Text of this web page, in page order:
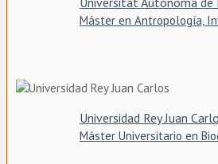
Máster en Antropología,
Universidad Rey Juan
Máster Universitario en